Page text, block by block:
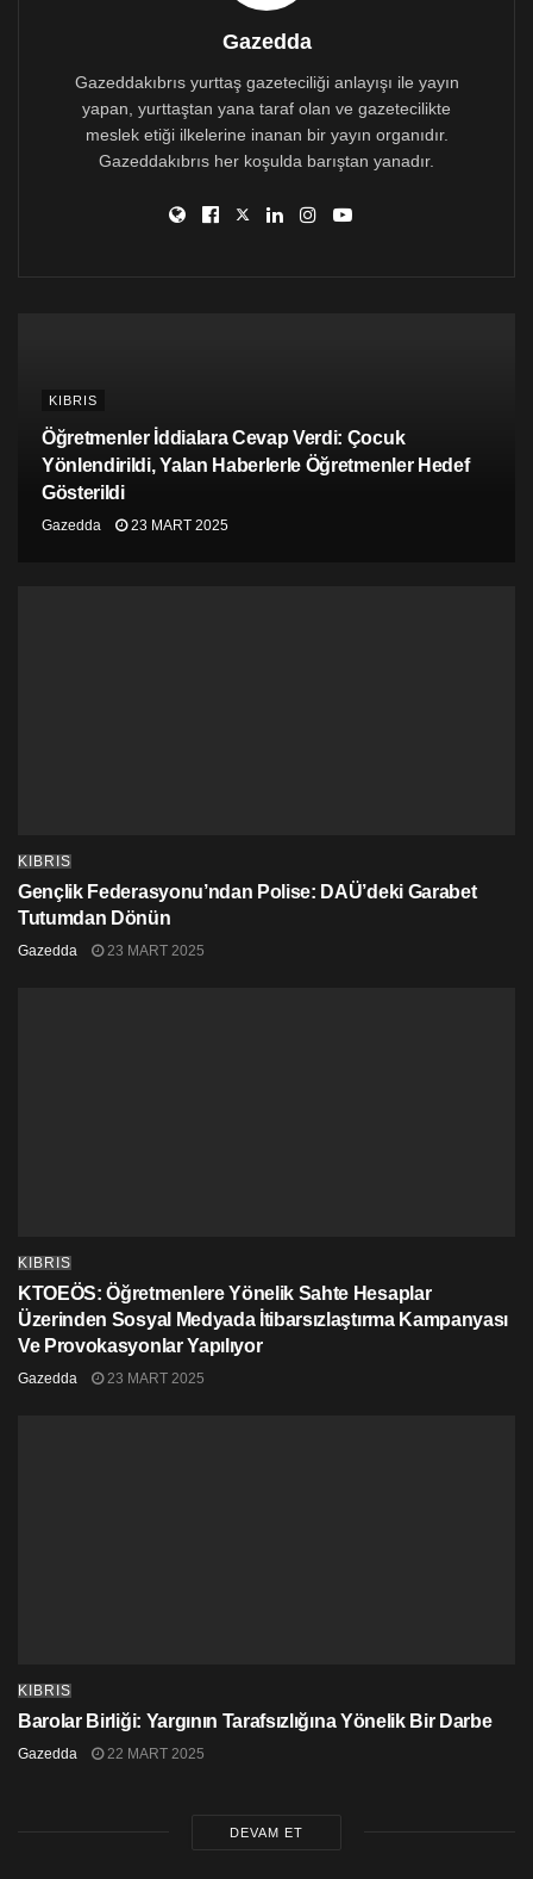
Başbakan Yardımcısı ve Dışişleri Bakanı Kudret
özellikle ekonomik ve mali konuların ele alınacağını
Kudret Özersay, UBP-HP Koalisyon Hükümeti’nin
güven oyu almasının ardından Türkiye Cumhuriyeti
ederek, “Toplantıda Kıbrıs meselesi ve Doğu
Gazedda
Gazeddakıbrıs yurttaş gazeteciliği anlayışı ile yayın
yapan, yurttaştan yana taraf olan ve gazetecilikte
meslek etiği ilkelerine inanan bir yayın organıdır.
Gazeddakıbrıs her koşulda barıştan yanadır.
KIBRIS
Öğretmenler İddialara Cevap Verdi: Çocuk
Yönlendirildi, Yalan Haberlerle Öğretmenler Hedef
Gösterildi
Gazedda 23 MART 2025
KIBRIS
Gençlik Federasyonu’ndan Polise: DAÜ’deki Garabet
Tutumdan Dönün
Gazedda 23 MART 2025
KIBRIS
KTOEÖS: Öğretmenlere Yönelik Sahte Hesaplar
Üzerinden Sosyal Medyada İtibarsızlaştırma Kampanyası
Ve Provokasyonlar Yapılıyor
Gazedda 23 MART 2025
KIBRIS
Barolar Birliği: Yargının Tarafsızlığına Yönelik Bir Darbe
Gazedda 22 MART 2025
DEVAM ET